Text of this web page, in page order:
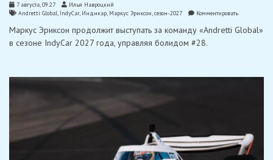
7 августа, 09:27
Илья Навроцкий
Andretti Global, IndyCar, Индикар, Маркус Эриксон,сезон-2027 Комментироватьon
останется
Маркус Эриксон продолжит выступать за команду «Andretti Global»
в сезоне IndyCar 2027 года, управляя болидом #28.